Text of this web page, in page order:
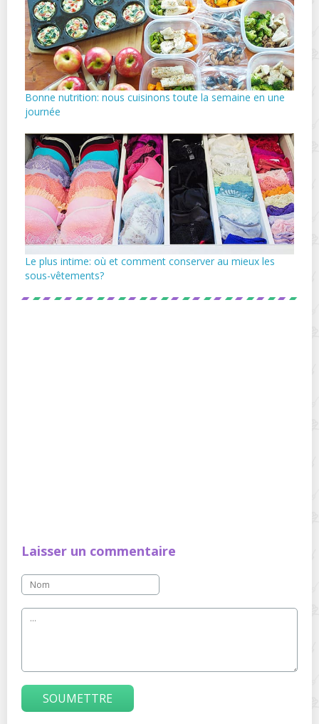
Bonne nutrition: nous cuisinons toute la semaine en une
journée
Le plus intime: où et comment conserver au mieux les
sous-vêtements?
Laisser un commentaire
SOUMETTRE